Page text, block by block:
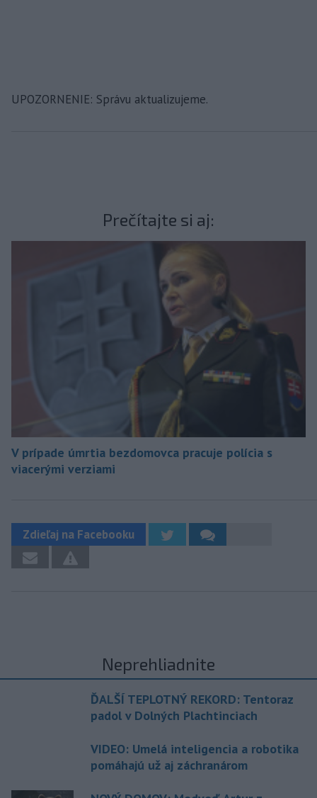
UPOZORNENIE: Správu aktualizujeme.
Prečítajte si aj:
V prípade úmrtia bezdomovca pracuje polícia s
viacerými verziami
Zdieľaj na Facebooku
Neprehliadnite
ĎALŠÍ TEPLOTNÝ REKORD: Tentoraz
padol v Dolných Plachtinciach
VIDEO: Umelá inteligencia a robotika
pomáhajú už aj záchranárom